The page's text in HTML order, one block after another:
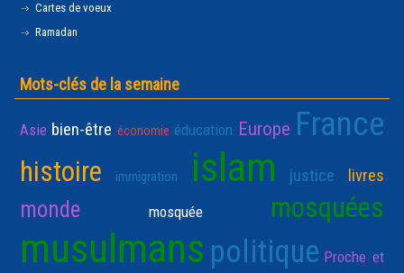
Cartes de voeux
Ramadan
Mots-clés de la semaine
Asie bien-être économie éducation Europe France
histoire immigration islam justice livres
monde mosquée mosquées
musulmans politique Proche et